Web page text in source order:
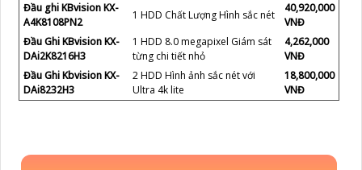
Đầu ghi KBvision KX-
A4K8108PN2
1 HDD Chất Lượng Hình sắc nét
40,920,000
VNĐ
Đầu Ghi KBvision KX-
DAi2K8216H3
1 HDD 8.0 megapixel Giám sát
từng chi tiết nhỏ
4,262,000
VNĐ
Đầu Ghi Kbvision KX-
DAi8232H3
2 HDD Hình ảnh sắc nét với
Ultra 4k lite
18,800,000
VNĐ